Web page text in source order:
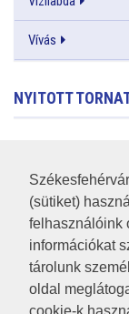
(sütiket)
felhasználóink
információkat
tárolunk
oldal
Vívás
NYITOTT
RSS
A HONLAP
JOGI
IMPRESSZUM